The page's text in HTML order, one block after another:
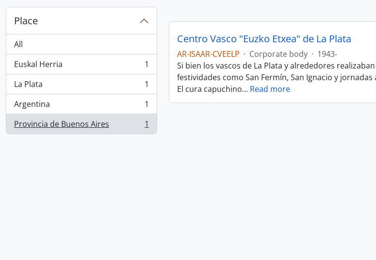
Place
All
Euskal Herria
, 1 results
1
La Plata
, 1 results
1
Argentina
, 1 results
1
Provincia de Buenos Aires
, 1 results 1
Centro Vasco "Euzko Etxea" de La Plata
AR-ISAAR-CVEELP · Corporate body · 1943-
Si bien los vascos de La Plata y alrededores
festividades como San Fermín, San Ignacio y
El cura capuchino… Read more